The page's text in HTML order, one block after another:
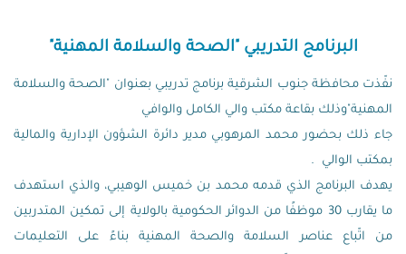
البرنامج التدريبي "الصحة والسلامة المهنية"
نفّذت محافظة جنوب الشرقية برنامج تدريبي بعنوان "الصحة والسلامة
المهنية"وذلك بقاعة مكتب والي الكامل والوافي
جاء ذلك بحضور محمد المرهوبي مدير دائرة الشؤون الإدارية والمالية
بمكتب الوالي .
يهدف البرنامج الذي قدمه محمد بن خميس الوهيبي، والذي استهدف
ما يقارب 30 موظفًا من الدوائر الحكومية بالولاية إلى تمكين المتدربين
من اتّباع عناصر السلامة والصحة المهنية بناءً على التعليمات